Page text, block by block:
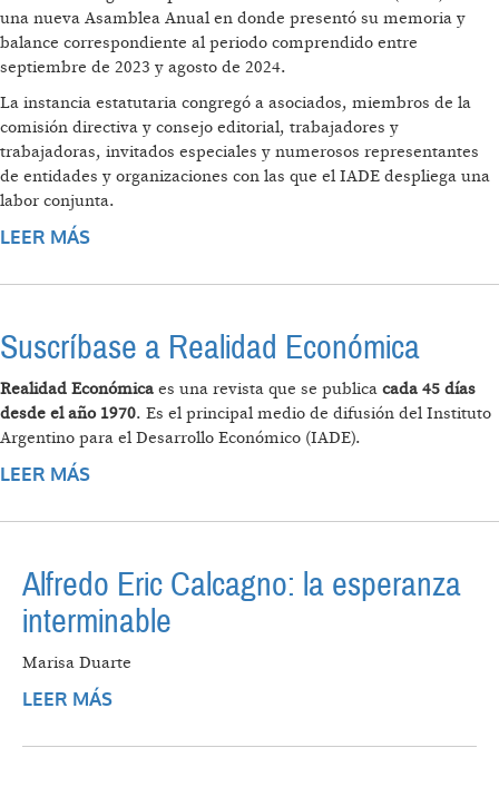
una nueva Asamblea Anual en donde presentó su memoria y
balance correspondiente al periodo comprendido entre
septiembre de 2023 y agosto de 2024.
La instancia estatutaria congregó a asociados, miembros de la
comisión directiva y consejo editorial, trabajadores y
trabajadoras, invitados especiales y numerosos representantes
de entidades y organizaciones con las que el IADE despliega una
labor conjunta.
LEER MÁS
Suscríbase a Realidad Económica
Realidad Económica es una revista que se publica cada 45 días
desde el año 1970. Es el principal medio de difusión del Instituto
Argentino para el Desarrollo Económico (IADE).
LEER MÁS
Alfredo Eric Calcagno: la esperanza
interminable
Marisa Duarte
LEER MÁS